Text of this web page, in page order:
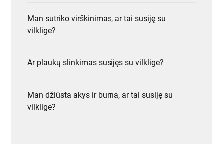
Man sutriko virškinimas, ar tai susiję su
vilklige?
Ar plaukų slinkimas susijęs su vilklige?
Man džiūsta akys ir burna, ar tai susiję su
vilklige?